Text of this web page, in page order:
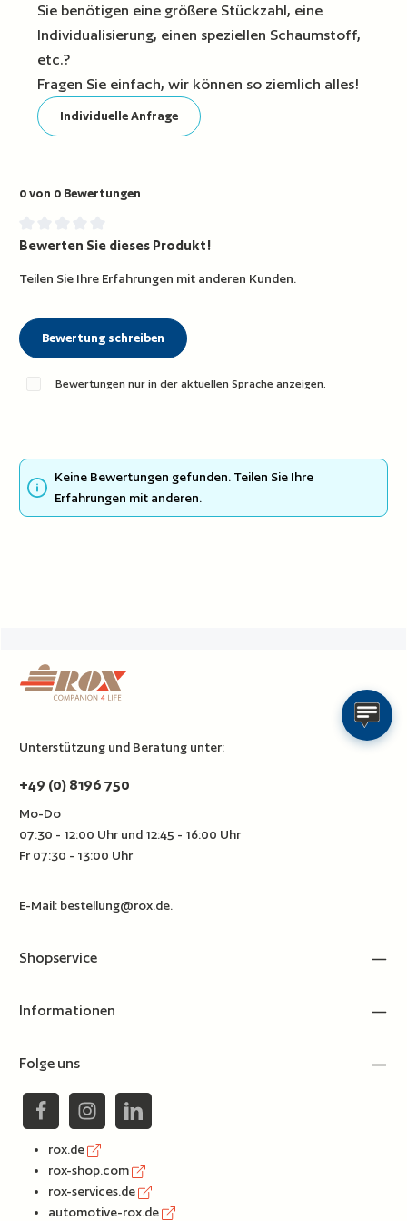
Sie benötigen eine größere Stückzahl, eine
Individualisierung, einen speziellen Schaumstoff,
etc.?
Fragen Sie einfach, wir können so ziemlich alles!
Individuelle Anfrage
0 von 0 Bewertungen
Durchschnittliche Bewertung von 0 von 5 Sternen
Bewerten Sie dieses Produkt!
Teilen Sie Ihre Erfahrungen mit anderen Kunden.
Bewertung schreiben
Bewertungen nur in der aktuellen Sprache anzeigen.
Keine Bewertungen gefunden. Teilen Sie Ihre
Erfahrungen mit anderen.
Unterstützung und Beratung unter:
+49 (0) 8196 750
Mo-Do
07:30 - 12:00 Uhr und 12:45 - 16:00 Uhr
Fr 07:30 - 13:00 Uhr
E-Mail: bestellung@rox.de.
Shopservice
Informationen
Folge uns
rox.de
rox-shop.com
rox-services.de
automotive-rox.de